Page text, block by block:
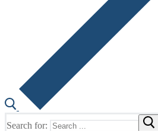
Search for: